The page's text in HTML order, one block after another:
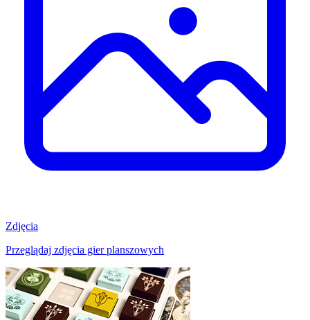
Zdjęcia
Przeglądaj zdjęcia gier planszowych